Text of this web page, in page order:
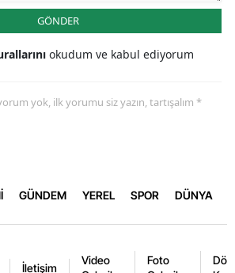
GÖNDER
okudum ve kabul ediyorum
yok, ilk yorumu siz yazın, tartışalım *
GÜNDEM YEREL SPOR DÜNYA
İletişim
Video
Foto